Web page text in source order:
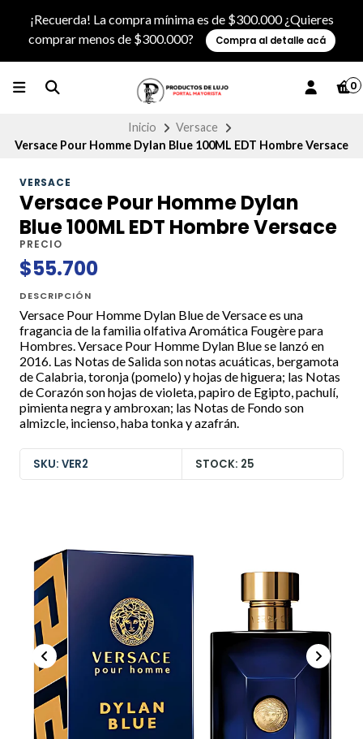
¡Recuerda! La compra mínima es de $300.000 ¿Quieres
comprar menos de $300.000?
Compra al detalle acá
0
Inicio
Versace
Versace Pour Homme Dylan Blue 100ML EDT Hombre Versace
VERSACE
Versace Pour Homme Dylan
Blue 100ML EDT Hombre Versace
PRECIO
$55.700
DESCRIPCIÓN
Versace Pour Homme Dylan Blue de Versace es una
fragancia de la familia olfativa Aromática Fougère para
Hombres. Versace Pour Homme Dylan Blue se lanzó en
2016. Las Notas de Salida son notas acuáticas, bergamota
de Calabria, toronja (pomelo) y hojas de higuera; las Notas
de Corazón son hojas de violeta, papiro de Egipto, pachulí,
pimienta negra y ambroxan; las Notas de Fondo son
almizcle, incienso, haba tonka y azafrán.
SKU: VER2 STOCK: 25